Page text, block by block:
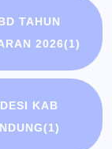
TAHUN
2026(1)
KAB
(1)